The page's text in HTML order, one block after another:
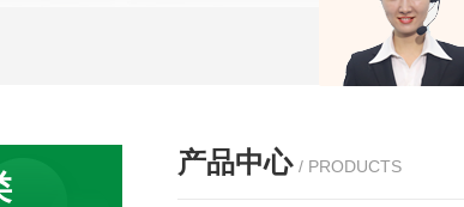
产品中心 / PRODUCTS